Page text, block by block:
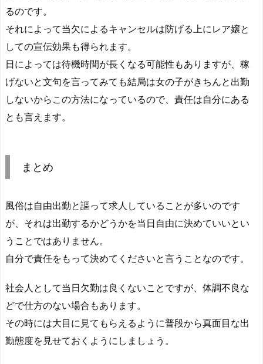
るのです。
それによって当欠によるキャンセルは防げる上にレア嬢と
しての宣伝効果も得られます。
日によっては待機時間が長くなる可能性もありますが、稼
げないと文句を言ってみても結局は女の子がきちんと出勤
しないからこの方法になっているので、責任は自分にある
とも言えます。
まとめ
風俗は自由出勤と謳って求人していることが多いのです
が、それは出勤するかどうかを当日自由に決めていいとい
うことではありません。
自分で責任をもって決めてくださいと言うことなのです。
社会人として当日欠勤は良くないことですが、体調不良な
どで仕方のない場合もあります。
その時には大目に見てもらえるように普段から真面目な出
勤態度を見せておくようにしましょう。